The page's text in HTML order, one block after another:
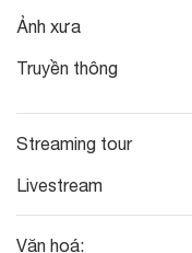
Ảnh xưa
Truyền thông
Streaming tour
Livestream
Văn hoá: